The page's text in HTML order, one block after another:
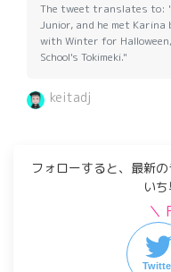
The tweet translates to:
Junior, and he met Karina
with Winter for
School's Tokimeki."
keitadj
フォローすると、最新
い
＼